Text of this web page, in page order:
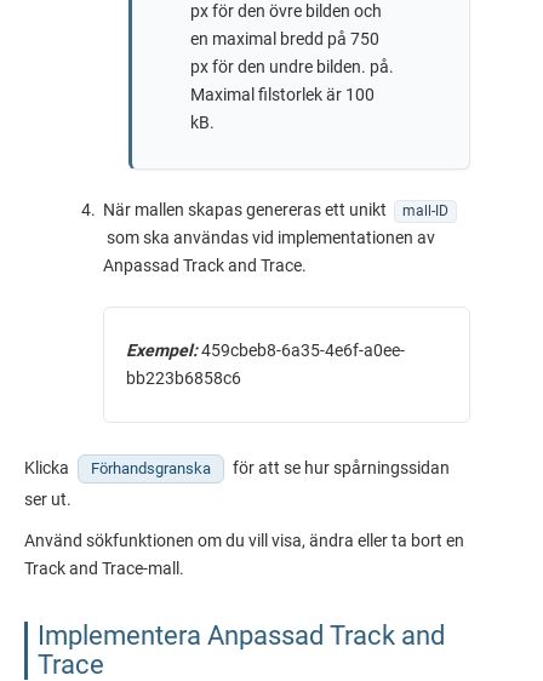
px för den övre bilden och
en maximal bredd på 750
px för den undre bilden. på.
Maximal filstorlek är 100
kB.
När mallen skapas genereras ett unikt mall-ID
som ska användas vid implementationen av
Anpassad Track and Trace.
Exempel:459cbeb8-6a35-4e6f-a0ee-
bb223b6858c6
Klicka Förhandsgranska
för att se hur spårningssidan
ser ut.
Använd sökfunktionen om du vill visa, ändra eller ta bort en
Track and Trace-mall.
Implementera Anpassad Track and
Trace